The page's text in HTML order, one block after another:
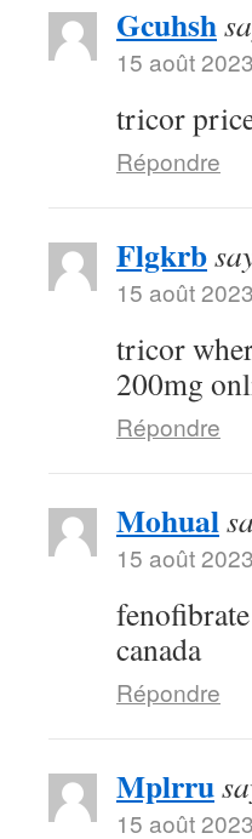
Gcuhsh
15 août
tricor
Répondre
Flgkrb
15 août
tricor
200mg
Répondre
Mohual
15 août
canada
Répondre
Mplrru
15 août